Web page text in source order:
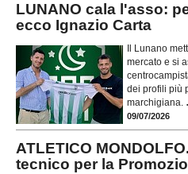
LUNANO cala l'asso:
ecco Ignazio Carta
Il Lunano
mercato e si
dei profili più
marchigiana.
09/07/2026
ATLETICO
tecnico per la